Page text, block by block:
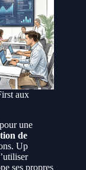
aux
une
de
Up
ses propres